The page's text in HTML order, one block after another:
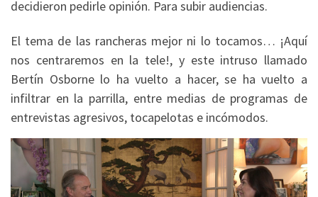
decidieron pedirle opinión. Para subir audiencias.
El tema de las rancheras mejor ni lo tocamos… ¡Aquí
nos centraremos en la tele!, y este intruso llamado
Bertín Osborne lo ha vuelto a hacer, se ha vuelto a
infiltrar en la parrilla, entre medias de programas de
entrevistas agresivos, tocapelotas e incómodos.